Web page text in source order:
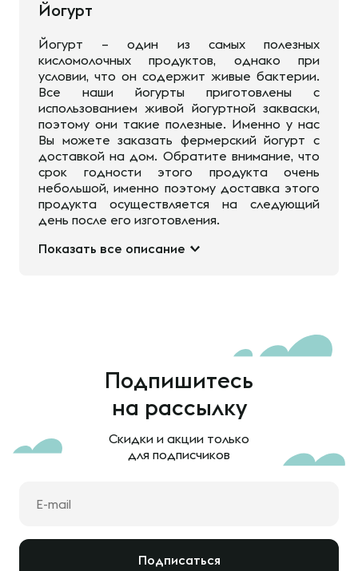
Йогурт
Йогурт – один из самых полезных
кисломолочных продуктов, однако при
условии, что он содержит живые бактерии.
Все наши йогурты приготовлены с
использованием живой йогуртной закваски,
поэтому они такие полезные. Именно у нас
Вы можете заказать фермерский йогурт с
доставкой на дом. Обратите внимание, что
срок годности этого продукта очень
небольшой, именно поэтому доставка этого
продукта осуществляется на следующий
день после его изготовления.
Показать все описание
Подпишитесь
на рассылку
Скидки и акции только
для подписчиков
Подписаться